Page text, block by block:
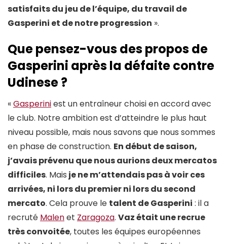
satisfaits du jeu de l’équipe, du travail de
Gasperini et de notre progression ».
Que pensez-vous des propos de
Gasperini après la défaite contre
Udinese ?
«Gasperiniest un entraîneur choisi en accord avec
le club. Notre ambition est d’atteindre le plus haut
niveau possible, mais nous savons que nous sommes
en phase de construction. En début de saison,
j’avais prévenu que nous aurions deux mercatos
difficiles. Mais je ne m’attendais pas à voir ces
arrivées, ni lors du premier ni lors du second
mercato. Cela prouve le talent de Gasperini : il a
recruté Malenet Zaragoza. Vaz était une recrue
très convoitée, toutes les équipes européennes